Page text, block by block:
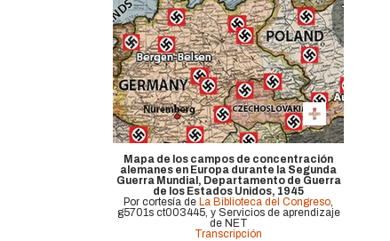
Mapa de los campos de concentración
alemanes en Europa durante la Segunda
Guerra Mundial, Departamento de Guerra
de los Estados Unidos, 1945
Por cortesía de La Biblioteca del Congreso,
g5701s ct003445, y Servicios de aprendizaje
de NET
Transcripción